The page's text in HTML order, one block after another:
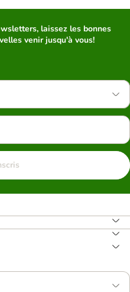
laissez les bonnes
venir jusqu'à vous!